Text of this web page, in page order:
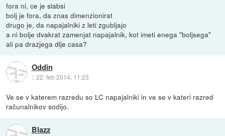
fora ni, ce je slabsi
bolj je fora, da znas dimenzionirat
drugo je, da napajalniki z leti zgubljajo
a ni bolje dvakrat zamenjat napajalnik, kot imeti enega "boljsega"
ali pa drazjega dlje casa?
Oddin
::22. feb 2014, 11:23
Ve se v katerem razredu so LC napajalniki in ve se v kateri razred
računalnikov sodijo.
Blazz